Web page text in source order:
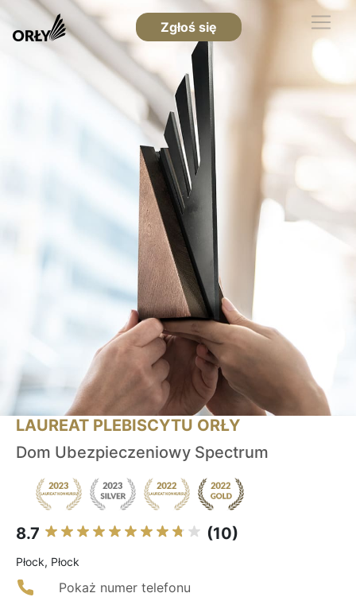
Zgłoś się
LAUREAT PLEBISCYTU ORŁY
Dom Ubezpieczeniowy Spectrum
8.7 (10)
Płock, Płock
Pokaż numer telefonu